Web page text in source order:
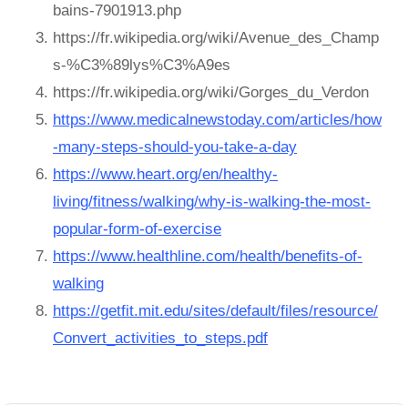
bains-7901913.php
https://fr.wikipedia.org/wiki/Avenue_des_Champ
s-%C3%89lys%C3%A9es
https://fr.wikipedia.org/wiki/Gorges_du_Verdon
https://www.medicalnewstoday.com/articles/how
-many-steps-should-you-take-a-day
https://www.heart.org/en/healthy-
living/fitness/walking/why-is-walking-the-most-
popular-form-of-exercise
https://www.healthline.com/health/benefits-of-
walking
https://getfit.mit.edu/sites/default/files/resource/
Convert_activities_to_steps.pdf